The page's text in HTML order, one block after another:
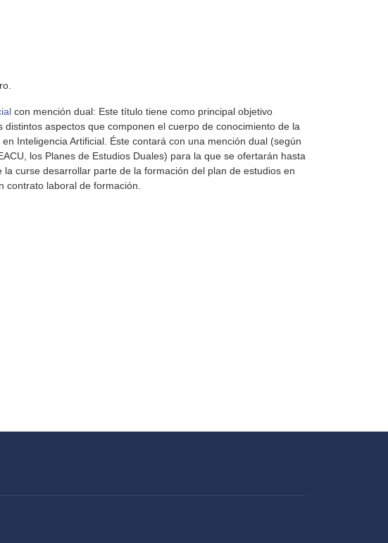
con mención dual: Este título tiene como principal objetivo
aspectos que componen el cuerpo de conocimiento de la
Inteligencia Artificial. Éste contará con una mención dual (según
los Planes de Estudios Duales) para la que se ofertarán hasta
curse desarrollar parte de la formación del plan de estudios en
contrato laboral de formación.